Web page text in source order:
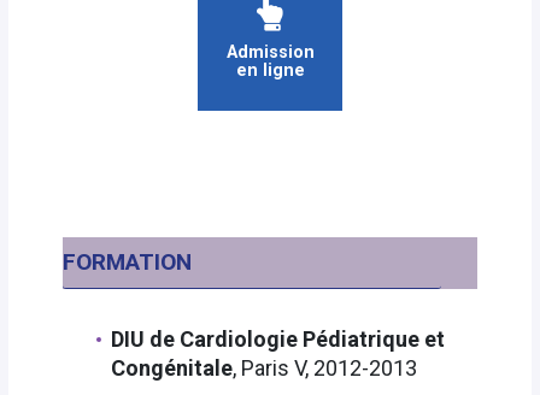
Admission
en ligne
FORMATION
DIU de Cardiologie Pédiatrique et
Congénitale, Paris V, 2012-2013